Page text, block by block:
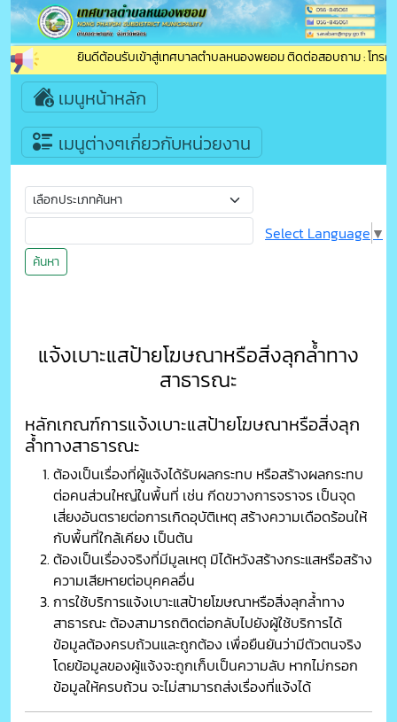
ยินดีต้อนรับเข้าสู่เทศบาลตำบลหนองพยอม ติดต่อสอบถาม : โทรศัพท์
เมนูหน้าหลัก
เมนูต่างๆเกี่ยวกับหน่วยงาน
ค้นหา
Select Language ▼
แจ้งเบาะแสป้ายโฆษณาหรือสิ่งลุกล้ำทาง
สาธารณะ
หลักเกณฑ์การแจ้งเบาะแสป้ายโฆษณาหรือสิ่งลุก
ล้ำทางสาธารณะ
ต้องเป็นเรื่องที่ผู้แจ้งได้รับผลกระทบ หรือสร้างผลกระทบ
ต่อคนส่วนใหญ่ในพื้นที่ เช่น กีดขวางการจราจร เป็นจุด
เสี่ยงอันตรายต่อการเกิดอุบัติเหตุ สร้างความเดือดร้อนให้
กับพื้นที่ใกล้เคียง เป็นต้น
ต้องเป็นเรื่องจริงที่มีมูลเหตุ มิได้หวังสร้างกระแสหรือสร้าง
ความเสียหายต่อบุคคลอื่น
การใช้บริการแจ้งเบาะแสป้ายโฆษณาหรือสิ่งลุกล้ำทาง
สาธารณะ ต้องสามารถติดต่อกลับไปยังผู้ใช้บริการได้
ข้อมูลต้องครบถ้วนและถูกต้อง เพื่อยืนยันว่ามีตัวตนจริง
โดยข้อมูลของผู้แจ้งจะถูกเก็บเป็นความลับ หากไม่กรอก
ข้อมูลให้ครบถ้วน จะไม่สามารถส่งเรื่องที่แจ้งได้